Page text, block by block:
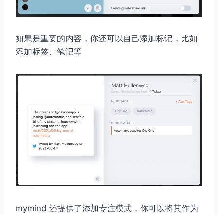
如果是重要的内容，你还可以自己添加标记，比如
添加标签、笔记等
mymind 还提供了添加专注模式，你可以将其作为